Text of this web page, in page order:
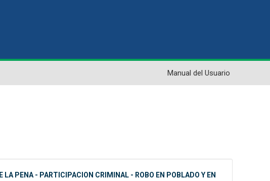
Manual del Usuario
PENA - PARTICIPACION CRIMINAL - ROBO EN POBLADO Y EN